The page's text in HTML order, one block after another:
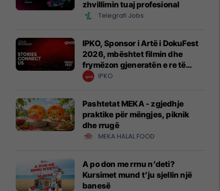
zhvillimin tuaj profesional
Telegrafi Jobs
IPKO, Sponsor i Artë i DokuFest
2026, mbështet filmin dhe
frymëzon gjeneratën e re të
krijuesve
IPKO
Pashtetat MEKA - zgjedhje
praktike për mëngjes, piknik
dhe rrugë
MEKA HALAL FOOD
A po don me rrnu n’deti?
Kursimet mund t’ju sjellin një
banesë